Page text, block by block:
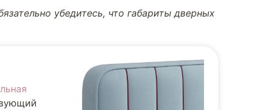
убедитесь, что габариты дверных